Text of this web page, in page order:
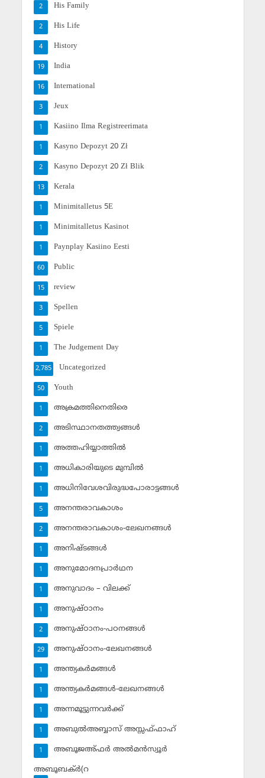
His Family
2
His Life
2
History
4
India
19
International
16
Jeux
3
Kasiino Ilma Registreerimata
1
Kasyno Depozyt 20 Zł
1
Kasyno Depozyt 20 Zł Blik
2
Kerala
13
Minimitalletus 5E
1
Minimitalletus Kasinot
1
Paynplay Kasiino Eesti
1
Public
60
review
15
Spellen
3
Spiele
5
The Judgement Day
1
Uncategorized
2,785
Youth
50
അക്രമത്തിനെതിരെ
1
അടിസ്ഥാനതത്ത്വങ്ങള്‍
2
അത്തഹിയ്യാത്തില്‍
1
അധികാരിയുടെ മുമ്പില്‍
1
അധിനിവേശവിരുദ്ധപോരാട്ടങ്ങള്‍
1
അനന്തരാവകാശം
5
അനന്തരാവകാശം-ലേഖനങ്ങള്‍
2
അനിഷ്ടങ്ങള്‍
1
അനുമോദനപ്രാര്‍ഥന
1
അനുവാദം – വിലക്ക്‌
1
അനുഷ്ഠാനം
1
അനുഷ്ഠാനം-പഠനങ്ങള്‍
2
അനുഷ്ഠാനം-ലേഖനങ്ങള്‍
29
അന്ത്യകര്‍മങ്ങള്‍
1
അന്ത്യകര്‍മങ്ങള്‍-ലേഖനങ്ങള്‍
1
അന്നമൂട്ടുന്നവര്‍ക്ക്
1
അബുല്‍അബ്ബാസ് അസ്സഫ്ഫാഹ്‌
1
അബൂജഅ്ഫര്‍ അല്‍മന്‍സ്വൂര്‍
1
അബൂബക്ര്‍(റ